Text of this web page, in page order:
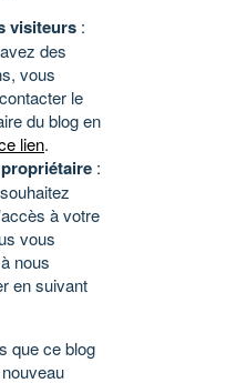
visiteurs :
des
vous
le
du blog en
lien.
:
à votre
vous
nous
en suivant
que ce blog